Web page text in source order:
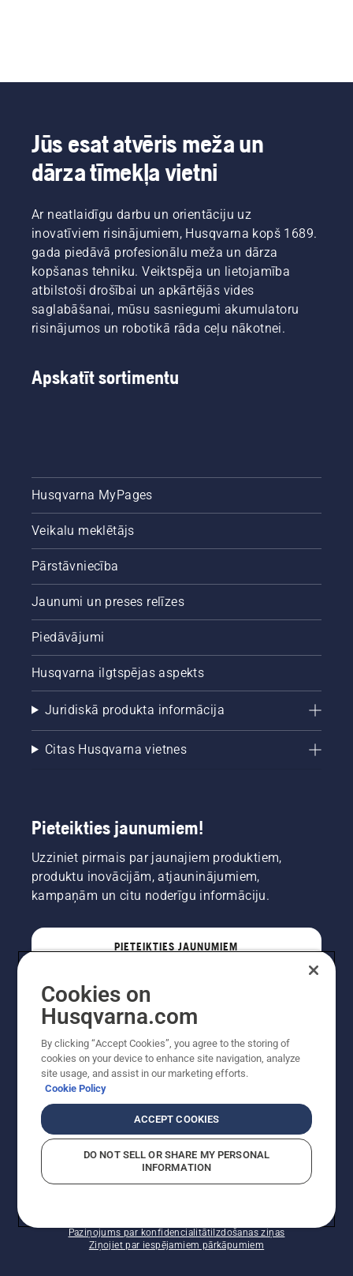
Jūs esat atvēris meža un
dārza tīmekļa vietni
Ar neatlaidīgu darbu un orientāciju uz
inovatīviem risinājumiem, Husqvarna kopš 1689.
gada piedāvā profesionālu meža un dārza
kopšanas tehniku. Veiktspēja un lietojamība
atbilstoši drošībai un apkārtējās vides
saglabāšanai, mūsu sasniegumi akumulatoru
risinājumos un robotikā rāda ceļu nākotnei.
Apskatīt sortimentu
Husqvarna MyPages
Veikalu meklētājs
Pārstāvniecība
Jaunumi un preses relīzes
Piedāvājumi
Husqvarna ilgtspējas aspekts
Juridiskā produkta informācija
Citas Husqvarna vietnes
Pieteikties jaunumiem!
Uzziniet pirmais par jaunajiem produktiem,
produktu inovācijām, atjauninājumiem,
kampaņām un citu noderīgu informāciju.
PIETEIKTIES JAUNUMIEM
PROFESIONĀLIS
Autortiesības — 2022 Husqvarna AB (publ). Visas
Paziņojums par konfidencialitātiIzdošanas ziņas
Ziņojiet par iespējamiem pārkāpumiem
Cookies on
Husqvarna.com
By clicking “Accept Cookies”, you agree to the storing of
cookies on your device to enhance site navigation, analyze
site usage, and assist in our marketing efforts.
Cookie Policy
ACCEPT COOKIES
DO NOT SELL OR SHARE MY PERSONAL
INFORMATION